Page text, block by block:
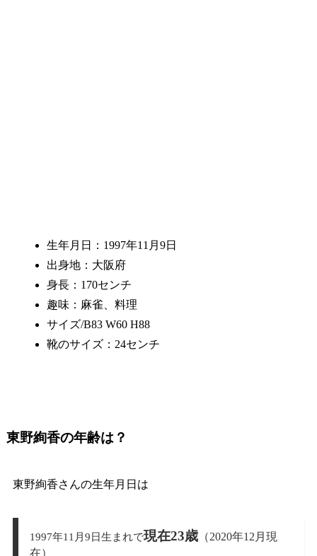
生年月日：1997年11月9日
出身地：大阪府
身長：170センチ
趣味：麻雀、料理
サイズ/B83 W60 H88
靴のサイズ：24センチ
東野絢香の年齢は？
東野絢香さんの生年月日は
1997年11月9日生まれで現在23歳 （2020年12月現
在）